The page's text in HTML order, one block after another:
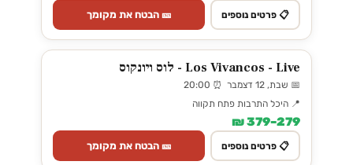
📋 פרטים נוספים 🎫 הבטח את מקומך
Los Vivancos - Live - לוס ויונקוס
📅 שבת, 12 דצמבר ⏰ 20:00
📍 היכל התרבות פתח תקווה
279–379 ₪
📋 פרטים נוספים 🎫 הבטח את מקומך